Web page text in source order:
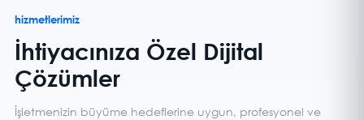
hizmetlerimiz
İhtiyacınıza Özel Dijital
Çözümler
İşletmenizin büyüme hedeflerine uygun, profesyonel ve